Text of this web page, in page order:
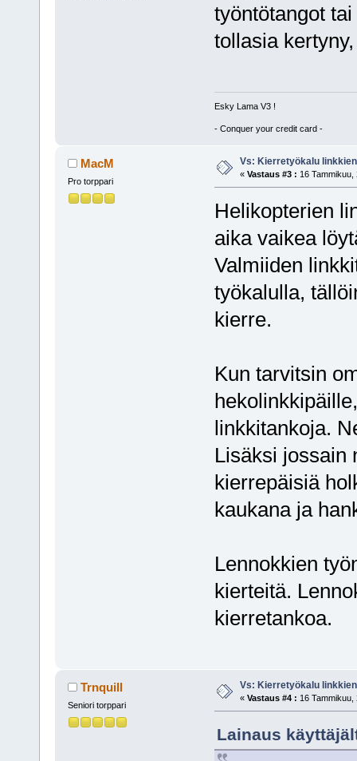
työntötangot
tollasia
Esky Lama V3 !
- Conquer your credit card -
MacM
Pro torppari
Vs: Kierretyökalu
« Vastaus #3 : 16 Tammikuu,
Helikopterien
aika vaikea
Valmiiden
työkalulla,
kierre.
Kun tarvitsin
linkkitankoja.
Lisäksi jossain
kierrepäisiä
kaukana ja
Lennokkien
kierteitä.
kierretankoa.
Trnquill
Seniori torppari
Vs: Kierretyökalu
« Vastaus #4 : 16 Tammikuu,
Lainaus